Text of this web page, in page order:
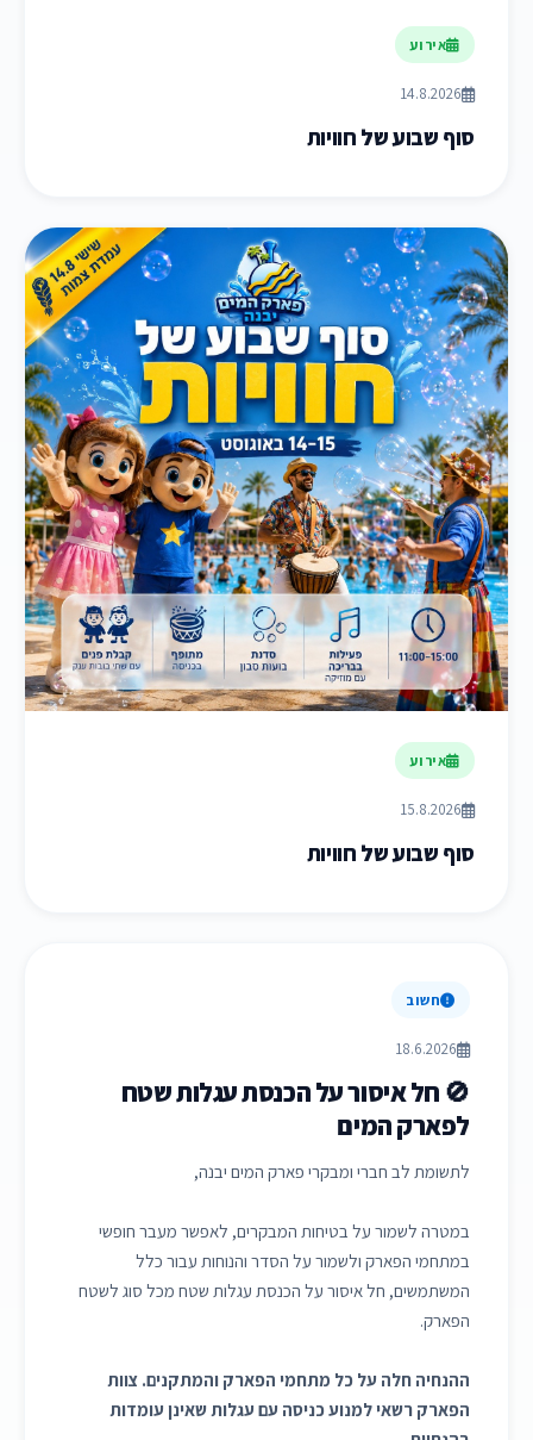
אירוע
14.8.2026
סוף שבוע של חוויות
אירוע
15.8.2026
סוף שבוע של חוויות
חשוב
18.6.2026
🚫 חל איסור על הכנסת עגלות שטח
לפארק המים
לתשומת לב חברי ומבקרי פארק המים יבנה,
במטרה לשמור על בטיחות המבקרים, לאפשר מעבר חופשי
במתחמי הפארק ולשמור על הסדר והנוחות עבור כלל
המשתמשים, חל איסור על הכנסת עגלות שטח מכל סוג לשטח
הפארק.
ההנחיה חלה על כל מתחמי הפארק והמתקנים. צוות
הפארק רשאי למנוע כניסה עם עגלות שאינן עומדות